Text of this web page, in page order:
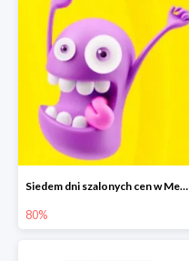
Siedem dni szalonych cen w Media Expert do -80%
80%